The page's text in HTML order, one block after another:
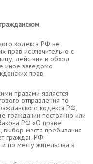
кодекса РФ не
прав исключительно с
действия в обход
иное заведомо
прав
правами является
отправления по
кодекса РФ,
гражданин постоянно или
РФ «О праве
места пребывания
граждан РФ
по месту жительства в